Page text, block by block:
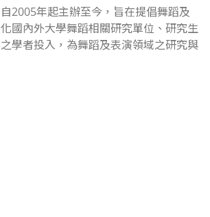
2005年起主辦至今，旨在提倡舞蹈及
國內外大學舞蹈相關研究單位、研究生
學者投入，為舞蹈及表演領域之研究與